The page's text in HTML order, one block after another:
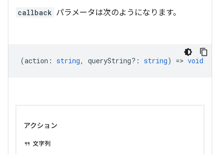
callback パラメータは次のようになります。
(action : string, queryString? : string) => void
アクション
文字列